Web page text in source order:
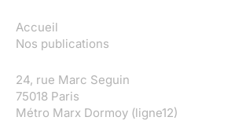
Accueil
Nos publications
24, rue Marc Seguin
75018 Paris
Métro Marx Dormoy (ligne12)